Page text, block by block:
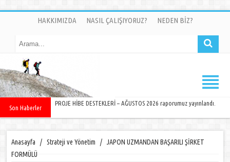
HAKKIMIZDA NASIL ÇALIŞIYORUZ? NEDEN BİZ?
Son Haberler
PROJE HİBE DESTEKLERİ – AĞUSTOS 2026 raporumuz yayınlandı.
Anasayfa / Strateji ve Yönetim / JAPON UZMANDAN BAŞARILI ŞİRKET
FORMÜLÜ